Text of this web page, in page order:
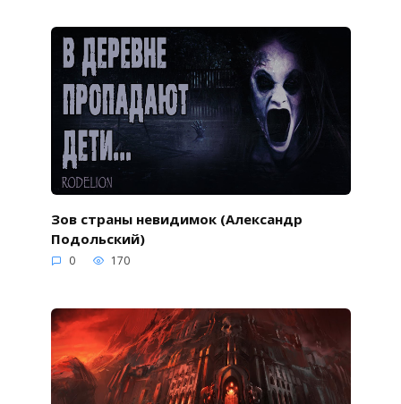
Зов страны невидимок (Александр
Подольский)
0 170